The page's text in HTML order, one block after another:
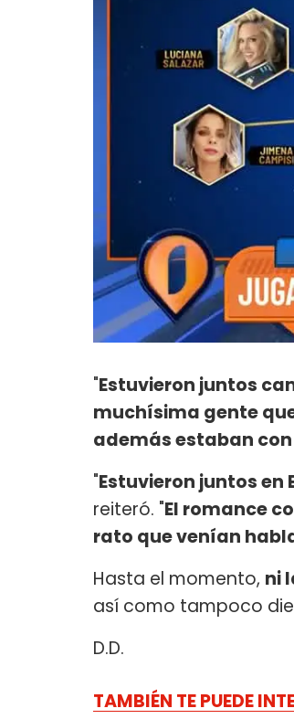
"Estuvieron juntos
muchísima gente
además estaban
"Estuvieron juntos en
reiteró. "El romance
rato que venían
Hasta el momento, ni
así como tampoco
D.D.
TAMBIÉN TE PUEDE